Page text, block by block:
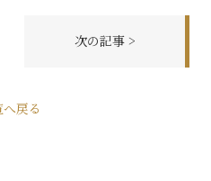
次の記事 >
戻る